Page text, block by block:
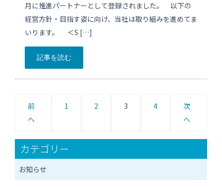
月に推進パートナーとして登録されました。 以下の
経営方針・目指す姿に向け、当社は取り組みを進めてま
いります。 ＜S […]
記事を読む
の
ペ
ー
前
へ
1 2 3 4
次
へ
カテゴリー
お知らせ